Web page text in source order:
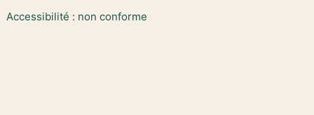
Accessibilité : non conforme